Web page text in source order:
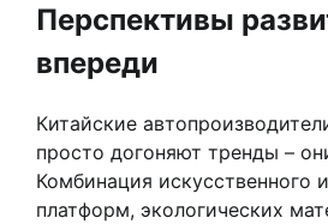
Перспективы
впереди
Китайские
просто догоняют тренды –
Комбинация искусственного
платформ, экологических